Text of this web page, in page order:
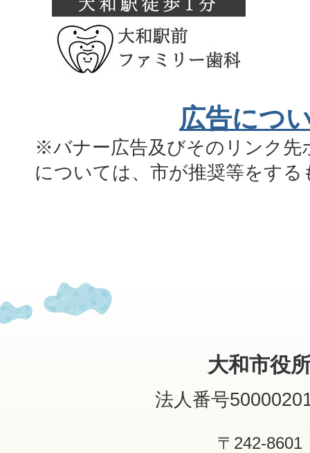
広告につ
※バナー広告及びそのリンク先
については、市が推奨等をす
大和市役
法人番号
〒242-8601